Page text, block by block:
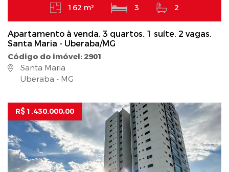
162 m² 3 2
Apartamento à venda, 3 quartos, 1 suíte, 2 vagas,
Santa Maria - Uberaba/MG
Código do imóvel: 2901
Santa Maria
Uberaba - MG
R$ 1.430.000,00